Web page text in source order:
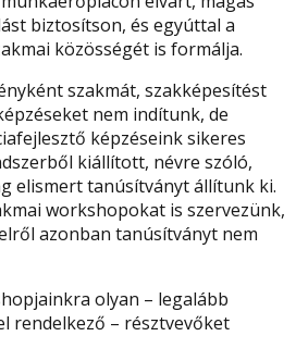
biztosítson, és egyúttal a
közösségét is formálja.
szakmát, szakképesítést
nem indítunk, de
képzéseink sikeres
kiállított, névre szóló,
elismert tanúsítványt állítunk ki.
workshopokat is szervezünk,
azonban tanúsítványt nem
olyan – legalább
rendelkező – résztvevőket